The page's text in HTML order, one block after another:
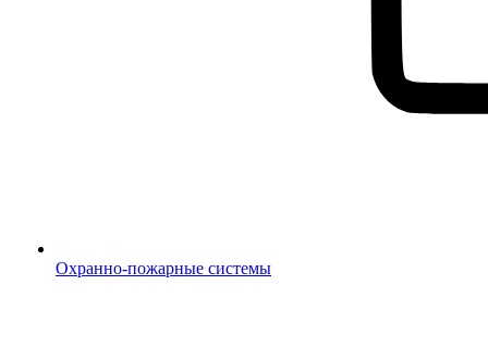
Охранно-пожарные системы